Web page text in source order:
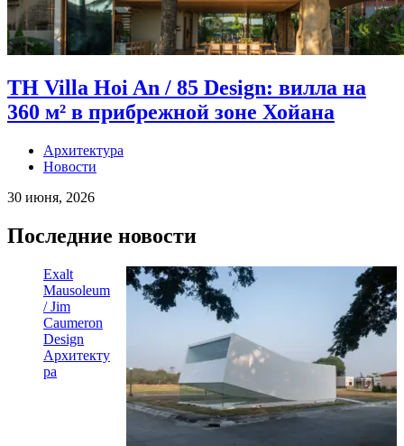
TH Villa Hoi An / 85 Design: вилла на
360 м² в прибрежной зоне Хойана
Архитектура
Новости
30 июня, 2026
Последние новости
Exalt
Mausoleum
/ Jim
Caumeron
Design
Архитекту
ра